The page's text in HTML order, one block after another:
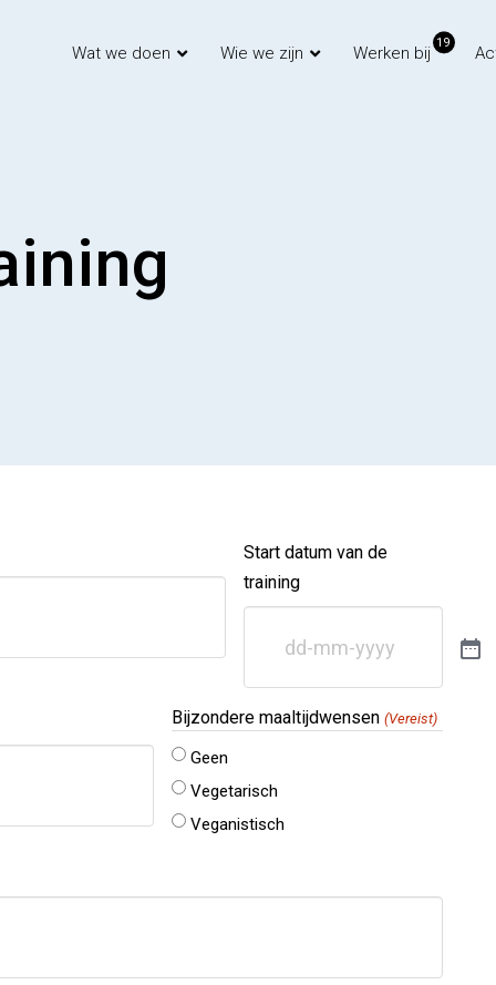
Wat we doen Wie we zijn Werken bij 19
Start datum van de
training
Bijzondere maaltijdwensen (Vereist)
Geen
Vegetarisch
Veganistisch